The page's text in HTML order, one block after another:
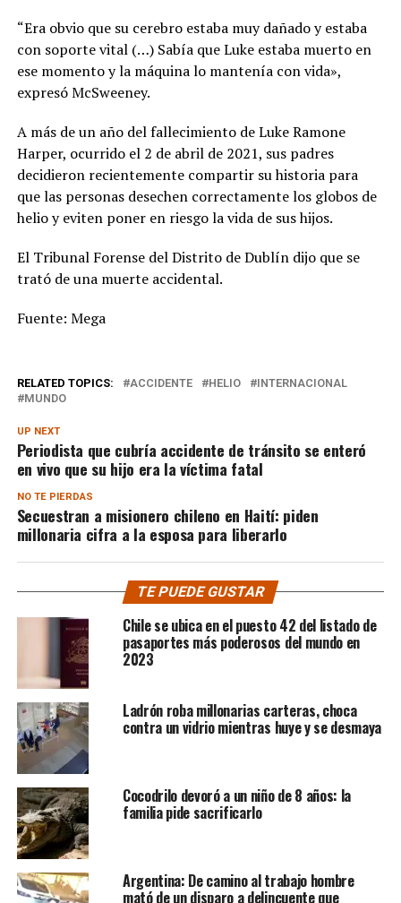
“Era obvio que su cerebro estaba muy dañado y estaba
con soporte vital (…) Sabía que Luke estaba muerto en
ese momento y la máquina lo mantenía con vida»,
expresó McSweeney.
A más de un año del fallecimiento de Luke Ramone
Harper, ocurrido el 2 de abril de 2021, sus padres
decidieron recientemente compartir su historia para
que las personas desechen correctamente los globos de
helio y eviten poner en riesgo la vida de sus hijos.
El Tribunal Forense del Distrito de Dublín dijo que se
trató de una muerte accidental.
Fuente: Mega
RELATED TOPICS: ACCIDENTE HELIO
INTERNACIONAL
MUNDO
UP NEXT
Periodista que cubría accidente de tránsito se enteró
en vivo que su hijo era la víctima fatal
NO TE PIERDAS
Secuestran a misionero chileno en Haití: piden
millonaria cifra a la esposa para liberarlo
TE PUEDE GUSTAR
Chile se ubica en el puesto 42 del listado de
pasaportes más poderosos del mundo en
2023
Ladrón roba millonarias carteras, choca
contra un vidrio mientras huye y se desmaya
Cocodrilo devoró a un niño de 8 años: la
familia pide sacrificarlo
Argentina: De camino al trabajo hombre
mató de un disparo a delincuente que